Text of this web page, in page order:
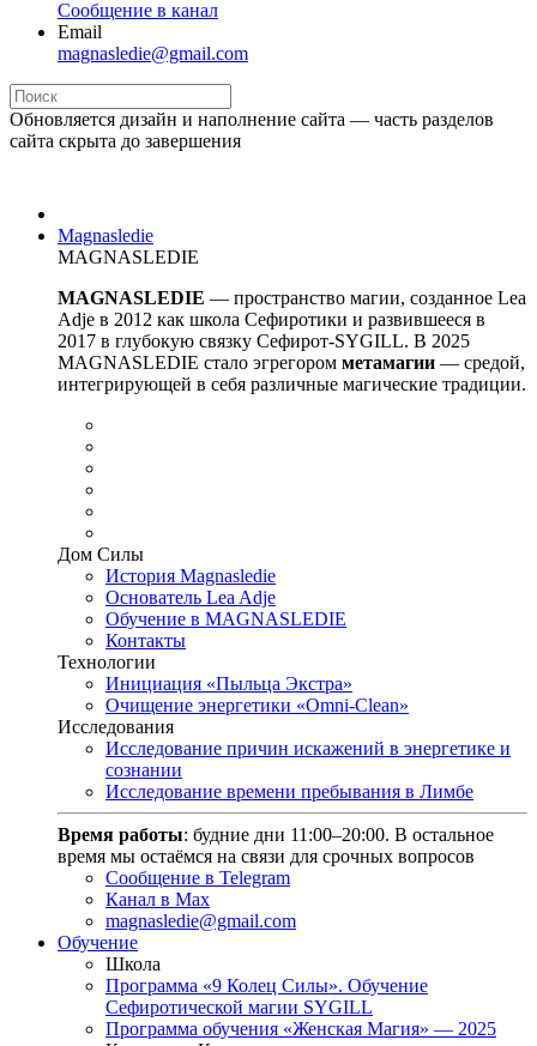
Сообщение в канал
Email
magnasledie@gmail.com
Обновляется дизайн и наполнение сайта — часть разделов
сайта скрыта до завершения
Magnasledie
MAGNASLEDIE
MAGNASLEDIE — пространство магии, созданное Lea
Adje в 2012 как школа Сефиротики и развившееся в
2017 в глубокую связку Сефирот-SYGILL. В 2025
MAGNASLEDIE стало эгрегором метамагии — средой,
интегрирующей в себя различные магические традиции.
Дом Силы
История Magnasledie
Основатель Lea Adje
Обучение в MAGNASLEDIE
Контакты
Технологии
Инициация «Пыльца Экстра»
Очищение энергетики «Omni-Clean»
Исследования
Исследование причин искажений в энергетике и
сознании
Исследование времени пребывания в Лимбе
Время работы: будние дни 11:00–20:00. В остальное
время мы остаёмся на связи для срочных вопросов
Сообщение в Telegram
Канал в Max
magnasledie@gmail.com
Обучение
Школа
Программа «9 Колец Силы». Обучение
Сефиротической магии SYGILL
Программа обучения «Женская Магия» — 2025